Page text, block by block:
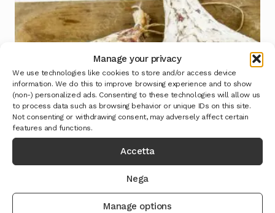
Manage your privacy
We use technologies like cookies to store and/or access device
information. We do this to improve browsing experience and to show
(non-) personalized ads. Consenting to these technologies will allow us
to process data such as browsing behavior or unique IDs on this site.
Not consenting or withdrawing consent, may adversely affect certain
features and functions.
Accetta
Nega
Manage options
Fiaschetta Norcia